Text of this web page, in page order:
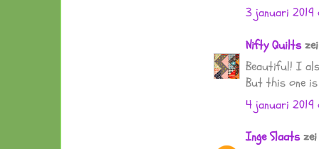
3 januari 2019
Nifty Quiltszei
Beautiful! I
But this one
4 januari 2019
Inge Slaatszei